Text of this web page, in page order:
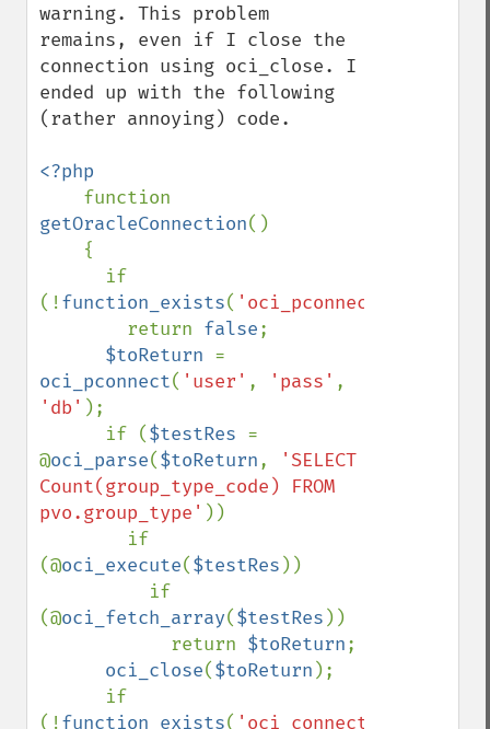
warning. This problem
remains, even if I close the
connection using oci_close. I
ended up with the following
(rather annoying) code.
<?php
getOracleConnection()
(!function_exists( 'oci_pconnect'
        return
false;
$toReturn
oci_pconnect( 'user' , 'pass'
'db' );
      if (
$testRes =
@oci_parse($toReturn,
'SELECT
Count(group_type_code) FROM
pvo.group_type' ))
(@oci_execute($testRes ))
(@oci_fetch_array($testRes ))
            return
$toReturn;
oci_close($toReturn );
(!function_exists( 'oci_connect'